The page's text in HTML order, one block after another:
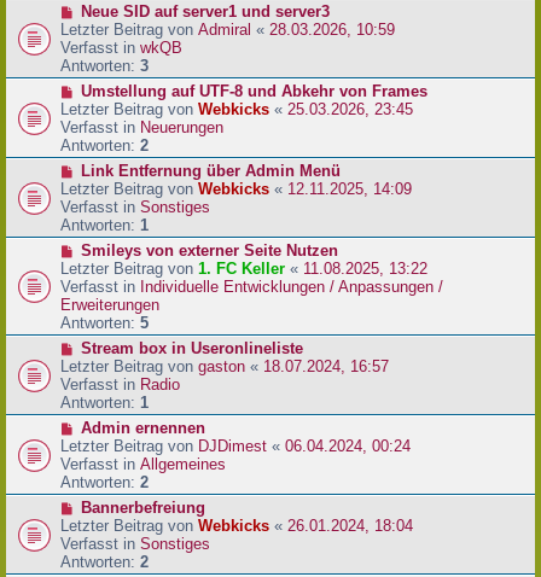
N
e
u
e
r
B
e
i
t
a
g
Neue SID auf server1 und server3
Letzter Beitrag von Admiral « 28.03.2026, 10:59
Verfasst in wkQB
Antworten: 3
N
e
u
e
r
B
e
i
t
a
g
Umstellung auf UTF-8 und Abkehr von Frames
Letzter Beitrag von Webkicks « 25.03.2026, 23:45
Verfasst in Neuerungen
Antworten: 2
N
e
u
e
r
B
e
i
t
r
a
g
Link Entfernung über Admin Menü
Letzter Beitrag von Webkicks « 12.11.2025, 14:09
Verfasst in Sonstiges
Antworten: 1
N
e
u
e
r
B
e
i
t
r
a
g
Smileys von externer Seite Nutzen
Letzter Beitrag von 1. FC Keller « 11.08.2025, 13:22
Verfasst in Individuelle Entwicklungen / Anpassungen /
Erweiterungen
Antworten: 5
N
e
u
e
r
B
e
i
t
a
g
Stream box in Useronlineliste
Letzter Beitrag von gaston « 18.07.2024, 16:57
Verfasst in Radio
Antworten: 1
N
e
u
e
r
B
e
i
t
Admin ernennen
Letzter Beitrag von DJDimest « 06.04.2024, 00:24
Verfasst in Allgemeines
Antworten: 2
N
e
u
e
Bannerbefreiung
Letzter Beitrag von Webkicks « 26.01.2024, 18:04
Verfasst in Sonstiges
Antworten: 2